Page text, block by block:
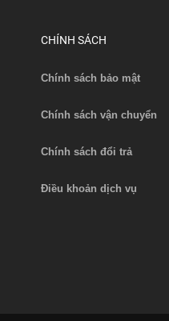
Ắc quy xe nâng
Liên hệ
Xem chi tiết
CHÍNH SÁCH
Chính sách bảo mật
Chính sách vận chuyển
Chính sách đổi trả
Điều khoản dịch vụ